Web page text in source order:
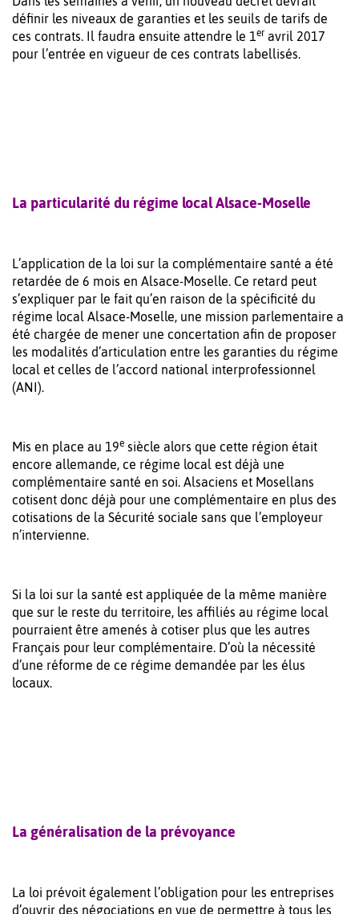
définir les niveaux de garanties et les seuils de tarifs de
ces contrats. Il faudra ensuite attendre le 1er avril 2017
pour l’entrée en vigueur de ces contrats labellisés.
La particularité du régime local Alsace-Moselle
L’application de la loi sur la complémentaire santé a été
retardée de 6 mois en Alsace-Moselle. Ce retard peut
s’expliquer par le fait qu’en raison de la spécificité du
régime local Alsace-Moselle, une mission parlementaire a
été chargée de mener une concertation afin de proposer
les modalités d’articulation entre les garanties du régime
local et celles de l’accord national interprofessionnel
(ANI).
Mis en place au 19e siècle alors que cette région était
encore allemande, ce régime local est déjà une
complémentaire santé en soi. Alsaciens et Mosellans
cotisent donc déjà pour une complémentaire en plus des
cotisations de la Sécurité sociale sans que l’employeur
n’intervienne.
Si la loi sur la santé est appliquée de la même manière
que sur le reste du territoire, les affiliés au régime local
pourraient être amenés à cotiser plus que les autres
Français pour leur complémentaire. D’où la nécessité
d’une réforme de ce régime demandée par les élus
locaux.
La généralisation de la prévoyance
La loi prévoit également l’obligation pour les entreprises
d’ouvrir des négociations en vue de permettre à tous les